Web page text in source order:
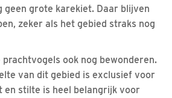
geen grote karekiet. Daar blijven
zeker als het gebied straks nog
prachtvogels ook nog bewonderen.
van dit gebied is exclusief voor
en stilte is heel belangrijk voor